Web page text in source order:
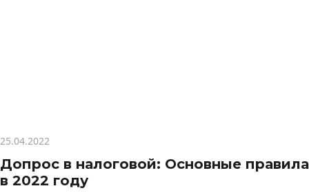
25.04.2022
Допрос в налоговой: Основные правила
в 2022 году